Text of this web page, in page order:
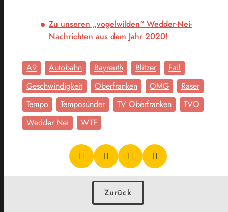
Zu unseren „vogelwilden“ Wedder-Nei-
Nachrichten aus dem Jahr 2020!
A9 Autobahn Bayreuth Blitzer
Fail
Geschwindigkeit
Oberfranken OMG
Raser
Tempo
Temposünder TV Oberfranken
TVO
Wedder Nei
WTF
Zurück